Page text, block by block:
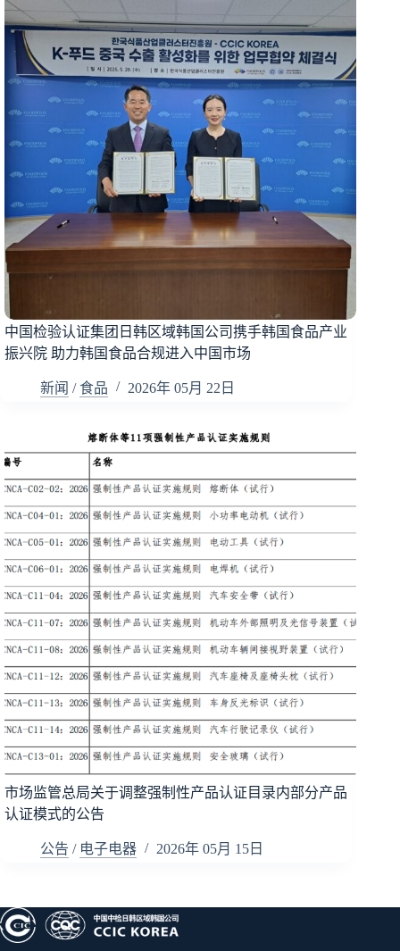
中国检验认证集团日韩区域韩国公司携手韩国食品产业
振兴院 助力韩国食品合规进入中国市场
新闻 /食品 2026年 05月 22日
市场监管总局关于调整强制性产品认证目录内部分产品
认证模式的公告
公告 / 电子电器 2026年 05月 15日